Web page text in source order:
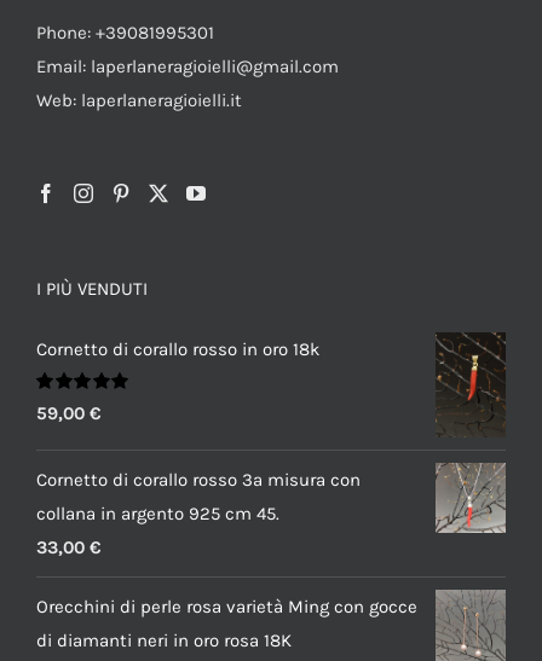
Phone: +39081995301
Email: laperlaneragioielli@gmail.com
Web: laperlaneragioielli.it
I PIÙ VENDUTI
Cornetto di corallo rosso in oro 18k
Valutato
5.00 su 5
59,00 €
Cornetto di corallo rosso 3a misura con
collana in argento 925 cm 45.
33,00 €
Orecchini di perle rosa varietà Ming con gocce
di diamanti neri in oro rosa 18K